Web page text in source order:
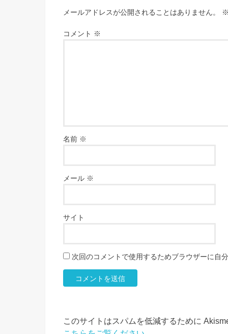
メールアドレスが公開されることはありません。
コメント ※
名前 ※
メール ※
サイト
次回のコメントで使用するためブラウザーに自
このサイトはスパムを低減するために